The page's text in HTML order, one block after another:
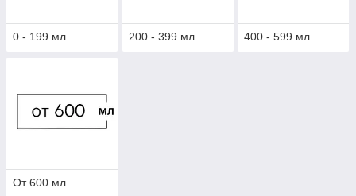
0 - 199 мл 200 - 399 мл 400 - 599 мл
От 600 мл